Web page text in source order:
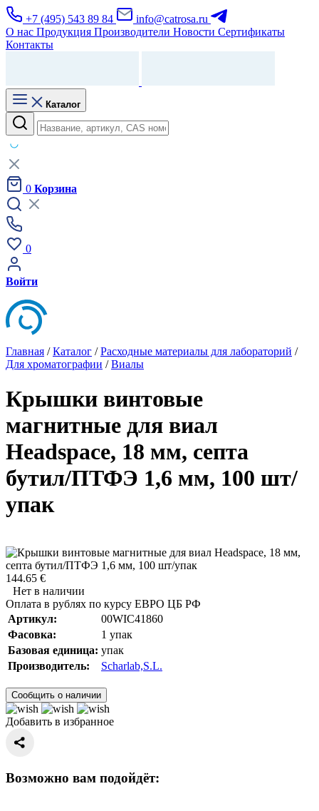
+7 (495) 543 89 84
info@catrosa.ru
О нас Продукция Производители Новости Сертификаты
Контакты
Каталог
0 Корзина
0
Войти
Главная /Каталог /Расходные материалы для лабораторий /
Для хроматографии /Виалы
Крышки винтовые
магнитные для виал
Headspace, 18 мм, септа
бутил/ПТФЭ 1,6 мм, 100 шт/
упак
144.65 €
Нет в наличии
Оплата в рублях по курсу ЕВРО ЦБ РФ
Артикул:
00WIC41860
Фасовка:
1 упак
Базовая единица: упак
Производитель:
Scharlab,S.L.
Сообщить о наличии
Добавить в избранное
Возможно вам подойдёт: